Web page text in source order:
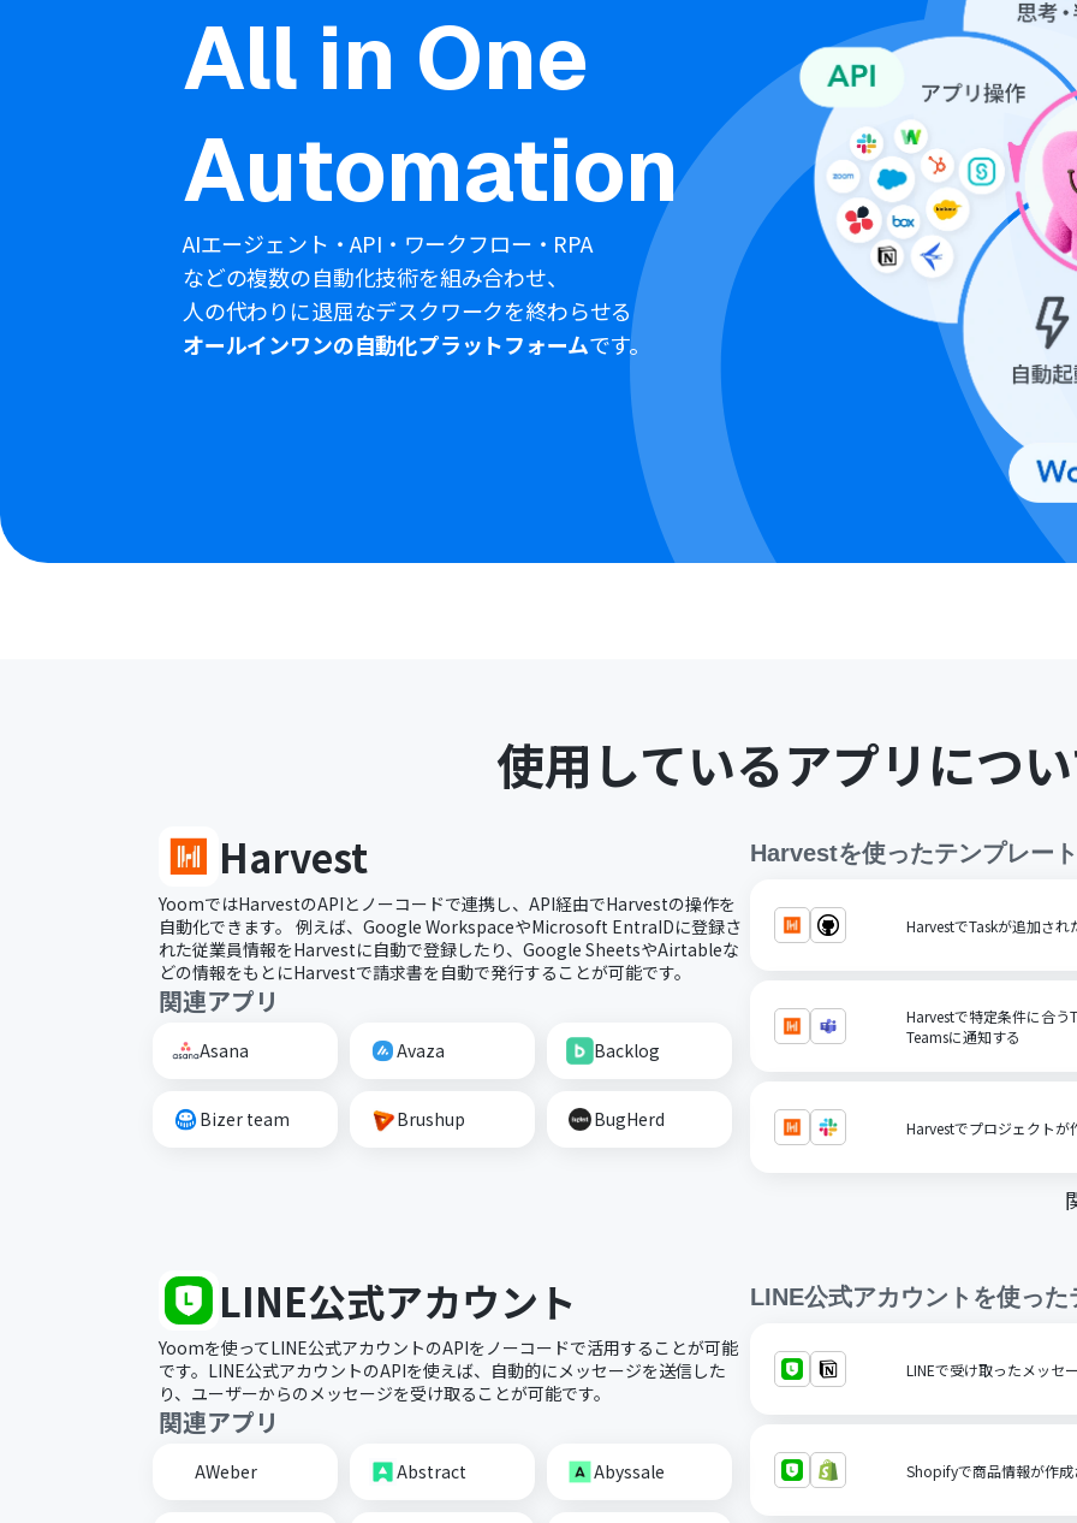
All in One
Automation
AIエージェント・API・ワークフロー・RPA
などの複数の自動化技術を組み合わせ、
人の代わりに退屈なデスクワークを終わらせる
オールインワンの自動化プラットフォームです。
使用しているアプリにつ
Harvest
YoomではHarvestのAPIとノーコードで連携し、API経由でHarvestの操作を
自動化できます。 例えば、Google WorkspaceやMicrosoft EntraIDに登録さ
れた従業員情報をHarvestに自動で登録したり、Google SheetsやAirtableな
どの情報をもとにHarvestで請求書を自動で発行することが可能です。
関連アプリ
Asana Avaza Backlog
Bizer team Brushup BugHerd
Harvestを使ったテンプレート
HarvestでTaskが追加さ
Harvestで特定条件に合
Teamsに通知する
Harvestでプロジェクト
LINE公式アカウント
Yoomを使ってLINE公式アカウントのAPIをノーコードで活用することが可能
です。LINE公式アカウントのAPIを使えば、自動的にメッセージを送信した
り、ユーザーからのメッセージを受け取ることが可能です。
関連アプリ
AWeber Abstract Abyssale
LINE公式アカウント を使った
LINEで受け取ったメッセ
Shopifyで商品情報が作成